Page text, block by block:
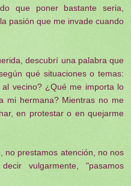
que poner bastante seria,
pasión que me invade cuando
descubrí una palabra que
qué situaciones o temas:
vecino? ¿Qué me importa lo
mi hermana? Mientras no me
en protestar o en quejarme
no prestamos atención, no nos
vulgarmente, "pasamos